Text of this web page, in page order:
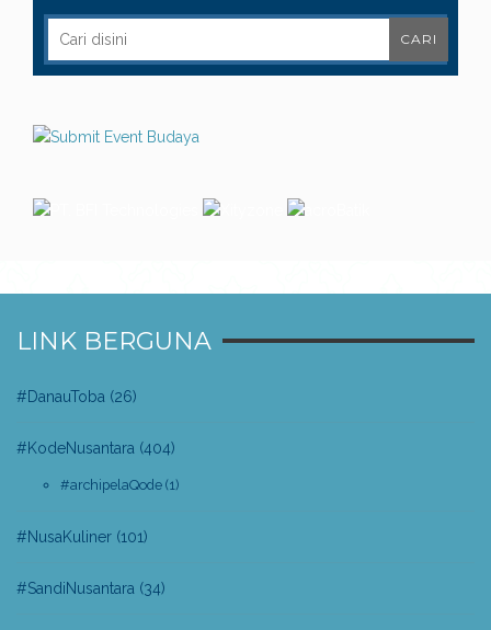
LINK BERGUNA
#DanauToba (26)
#KodeNusantara (404)
#archipelaQode (1)
#NusaKuliner (101)
#SandiNusantara (34)